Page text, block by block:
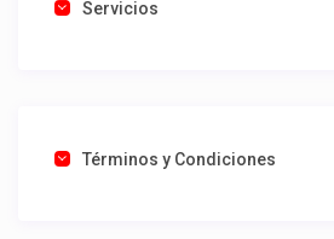
Servicios
Términos y Condiciones